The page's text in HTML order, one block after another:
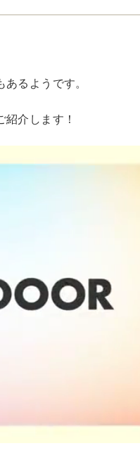
るようです。
介します！